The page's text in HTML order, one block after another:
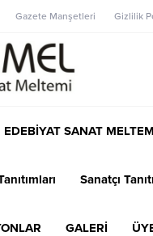
Gazete Manşetleri Gizlilik
EDEBİYAT SANAT
Sanatçı
GALERİ